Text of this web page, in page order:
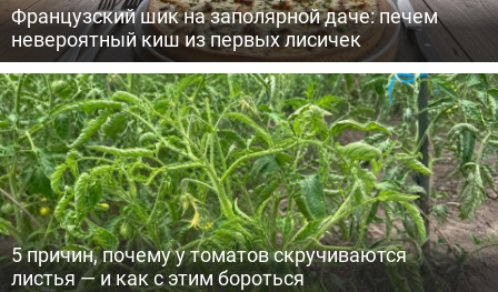
Французский шик на заполярной даче: печем
невероятный киш из первых лисичек
5 причин, почему у томатов скручиваются
листья — и как с этим бороться